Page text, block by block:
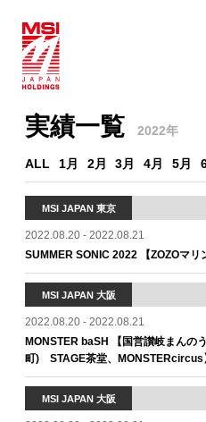
実績一覧 2022年
ALL 1月 2月 3月 4月 5月
MSI JAPAN 東京
2022.08.20 - 2022.08.21
SUMMER SONIC 2022 【ZOZOマリ
MSI JAPAN 大阪
2022.08.20 - 2022.08.21
MONSTER baSH 【国営讃岐まんの
町) STAGE茶堂、MONSTERcircus
MSI JAPAN 大阪